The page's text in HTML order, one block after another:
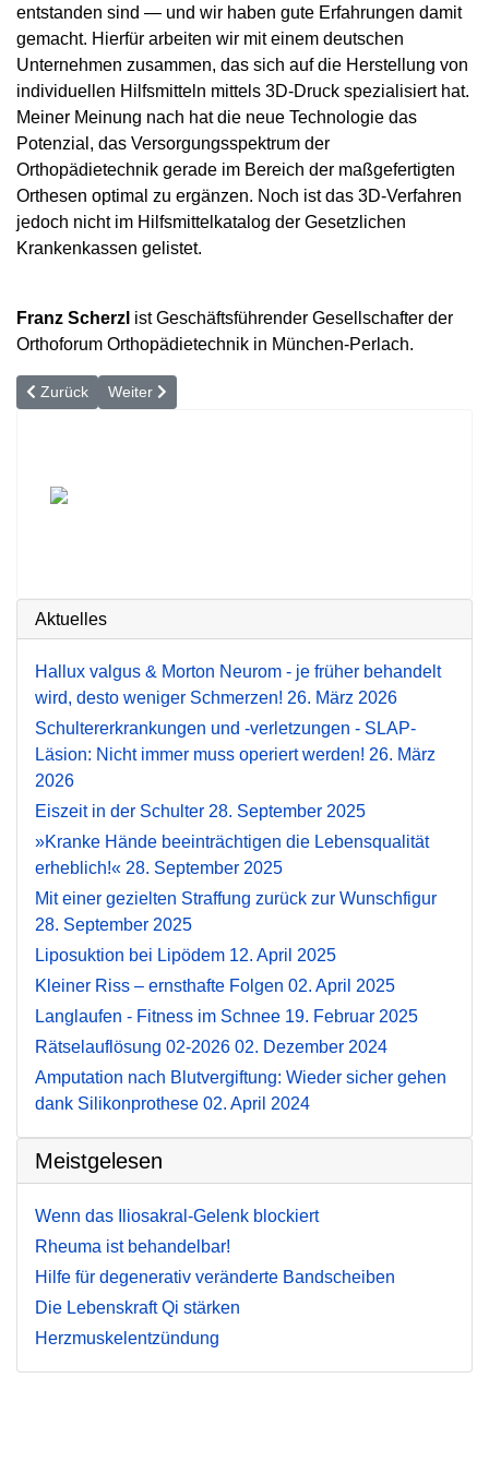
entstanden sind — und wir haben gute Erfahrungen damit
gemacht. Hierfür arbeiten wir mit einem deutschen
Unternehmen zusammen, das sich auf die Herstellung von
individuellen Hilfsmitteln mittels 3D-Druck spezialisiert hat.
Meiner Meinung nach hat die neue Technologie das
Potenzial, das Versorgungsspektrum der
Orthopädietechnik gerade im Bereich der maßgefertigten
Orthesen optimal zu ergänzen. Noch ist das 3D-Verfahren
jedoch nicht im Hilfsmittelkatalog der Gesetzlichen
Krankenkassen gelistet.
Franz Scherzl ist Geschäftsführender Gesellschafter der
Orthoforum Orthopädietechnik in München-Perlach.
Vorheriger Beitrag: Bei einer schweren Handverletzung zählt jede
Zurück Nächster Beitrag: Sportverletzungen: »Je früher
Weiter
Aktuelles
Hallux valgus & Morton Neurom - je früher behandelt
wird, desto weniger Schmerzen! 26. März 2026
Schultererkrankungen und -verletzungen - SLAP-
Läsion: Nicht immer muss operiert werden! 26. März
2026
Eiszeit in der Schulter 28. September 2025
»Kranke Hände beeinträchtigen die Lebensqualität
erheblich!« 28. September 2025
Mit einer gezielten Straffung zurück zur Wunschfigur
28. September 2025
Liposuktion bei Lipödem 12. April 2025
Kleiner Riss – ernsthafte Folgen 02. April 2025
Langlaufen - Fitness im Schnee 19. Februar 2025
Rätselauflösung 02-2026 02. Dezember 2024
Amputation nach Blutvergiftung: Wieder sicher gehen
dank Silikonprothese 02. April 2024
Meistgelesen
Wenn das Iliosakral-Gelenk blockiert
Rheuma ist behandelbar!
Hilfe für degenerativ veränderte Bandscheiben
Die Lebenskraft Qi stärken
Herzmuskelentzündung